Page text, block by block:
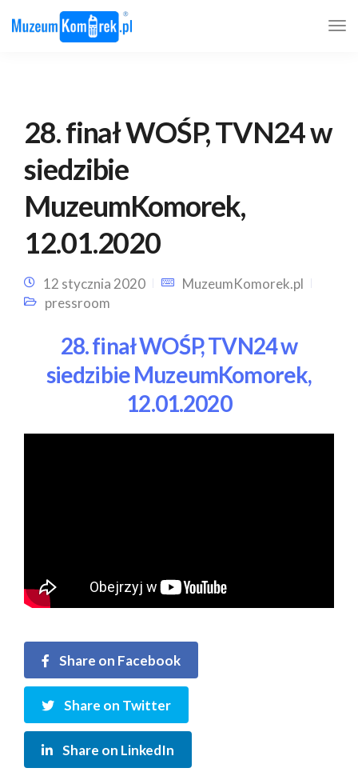
28. finał WOŚP, TVN24 w
siedzibie
MuzeumKomorek,
12.01.2020
12 stycznia 2020
MuzeumKomorek.pl
pressroom
28. finał WOŚP, TVN24 w
siedzibie MuzeumKomorek,
12.01.2020
Share on Facebook
Share on Twitter
Share on LinkedIn